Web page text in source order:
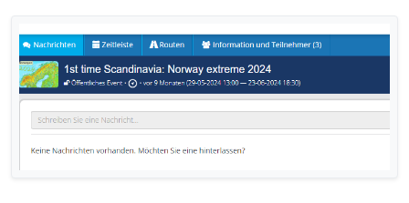
Many thanks for your hints...